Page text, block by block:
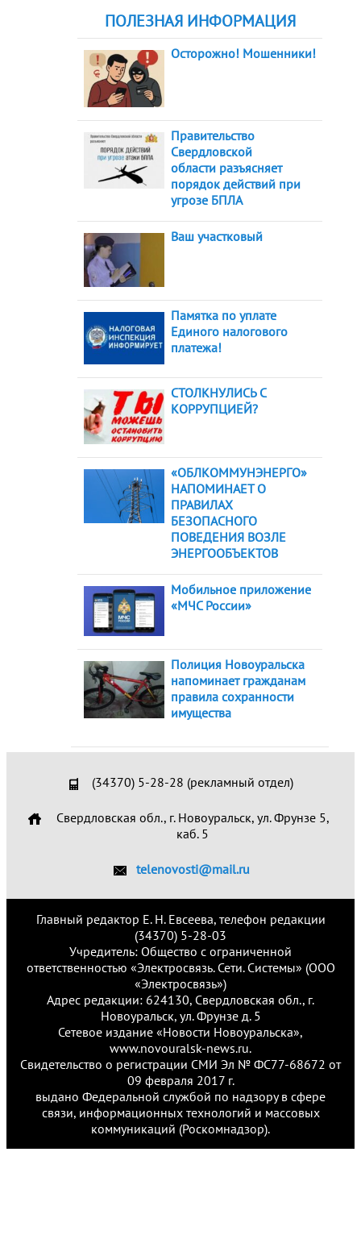
ПОЛЕЗНАЯ ИНФОРМАЦИЯ
Осторожно! Мошенники!
Правительство
Свердловской
области разъясняет
порядок действий при
угрозе БПЛА
Ваш участковый
Памятка по уплате
Единого налогового
платежа!
СТОЛКНУЛИСЬ С
КОРРУПЦИЕЙ?
«ОБЛКОММУНЭНЕРГО»
НАПОМИНАЕТ О
ПРАВИЛАХ
БЕЗОПАСНОГО
ПОВЕДЕНИЯ ВОЗЛЕ
ЭНЕРГООБЪЕКТОВ
Мобильное приложение
«МЧС России»
Полиция Новоуральска
напоминает гражданам
правила сохранности
имущества
(34370) 5-28-28 (рекламный отдел)
Свердловская обл., г. Новоуральск, ул. Фрунзе 5,
каб. 5
telenovosti@mail.ru
Главный редактор Е. Н. Евсеева, телефон редакции
(34370) 5-28-03
Учредитель: Общество с ограниченной
ответственностью «Электросвязь. Сети. Системы» (ООО
«Электросвязь»)
Адрес редакции: 624130, Свердловская обл., г.
Новоуральск, ул. Фрунзе д. 5
Сетевое издание «Новости Новоуральска»,
www.novouralsk-news.ru.
Свидетельство о регистрации СМИ Эл № ФС77-68672 от
09 февраля 2017 г.
выдано Федеральной службой по надзору в сфере
связи, информационных технологий и массовых
коммуникаций (Роскомнадзор).